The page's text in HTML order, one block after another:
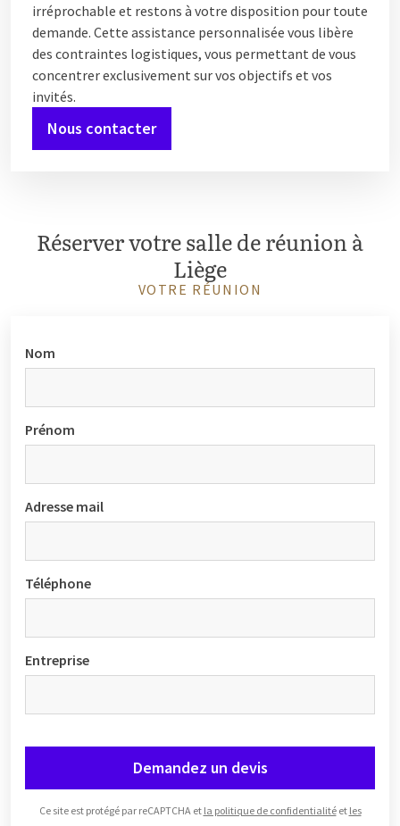
irréprochable et restons à votre disposition pour toute
demande. Cette assistance personnalisée vous libère
des contraintes logistiques, vous permettant de vous
concentrer exclusivement sur vos objectifs et vos
invités.
Nous contacter
Réserver votre salle de réunion à
Liège
VOTRE RÉUNION
Nom
Prénom
Adresse mail
Téléphone
Entreprise
Demandez un devis
Ce site est protégé par reCAPTCHA et la politique de confidentialitéet les